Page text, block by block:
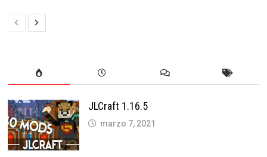
JLCraft 1.16.5
marzo 7, 2021